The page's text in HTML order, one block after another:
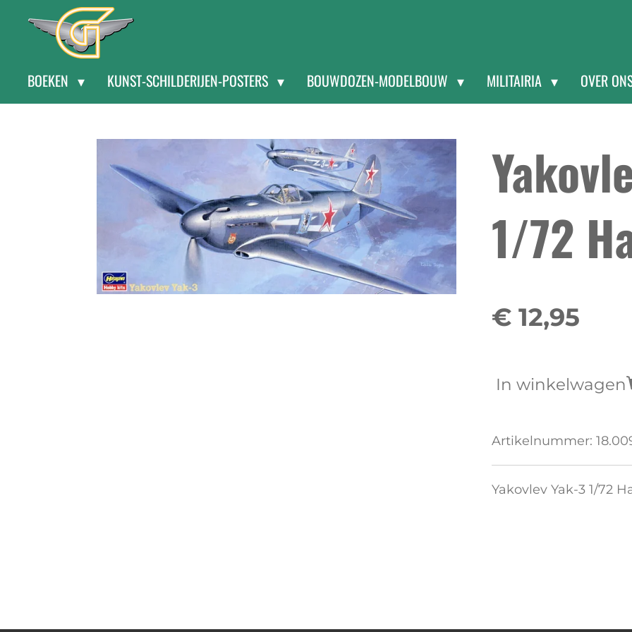
hoofdinhoud
BOEKEN KUNST-SCHILDERIJEN-POSTERS BOUWDOZEN-MODELBOUW MILITAIRIA OVER
1/72
€ 12,95
In winkelwagen
Artikelnummer:
Yakovlev Yak-3 1/72